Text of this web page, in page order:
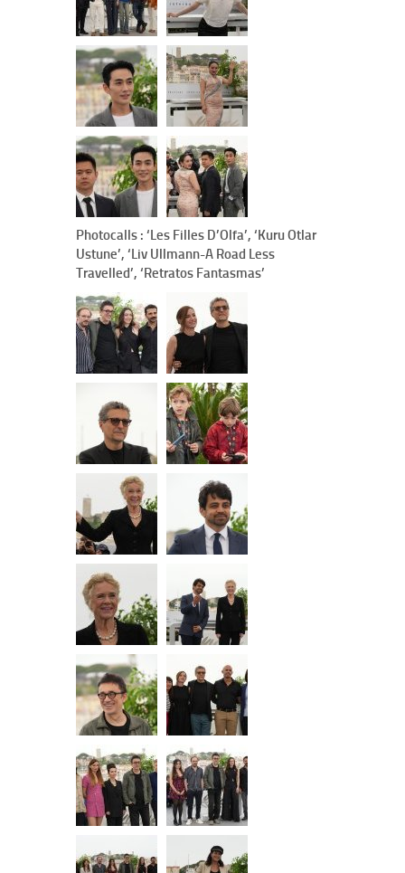
Photocalls : ‘Les Filles D’Olfa’, ‘Kuru Otlar
Ustune’, ‘Liv Ullmann-A Road Less
Travelled’, ‘Retratos Fantasmas’